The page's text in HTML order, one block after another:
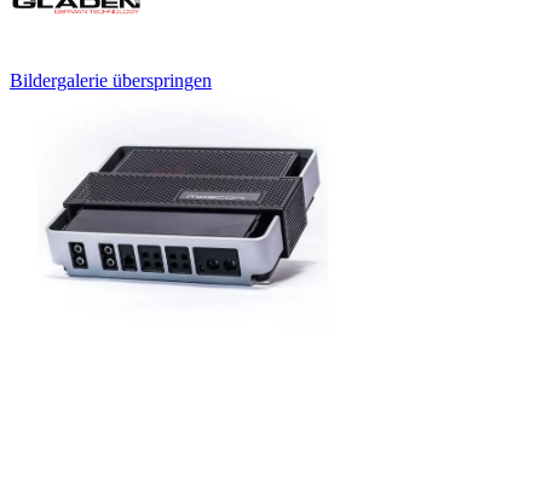
Bildergalerie überspringen